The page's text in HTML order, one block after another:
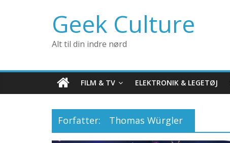
Geek Culture
Alt til din indre nørd
FILM & TV ELEKTRONIK & LEGETØJ
Forfatter: Thomas Würgler